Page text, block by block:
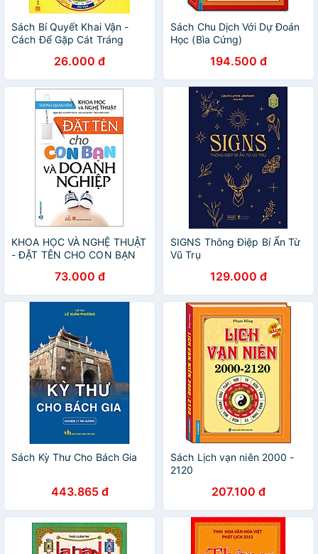
Sách Bí Quyết Khai Vận -
Cách Để Gặp Cát Tráng
26.000 đ
Sách Chu Dịch Với Dự Đoán
Học (Bìa Cứng)
194.500 đ
KHOA HỌC VÀ NGHỆ THUẬT
- ĐẶT TÊN CHO CON BẠN
73.000 đ
SIGNS Thông Điệp Bí Ẩn Từ
Vũ Trụ
129.000 đ
Sách Kỳ Thư Cho Bách Gia
443.865 đ
Sách Lịch vạn niên 2000 -
2120
207.100 đ